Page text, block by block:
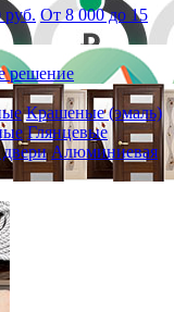
руб. От 8 000 до 15
решение
Крашеные (эмаль)
Глянцевые
Алюминиевая